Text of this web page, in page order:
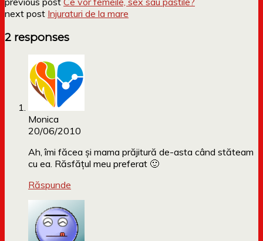
next post Injuraturi de la mare
2 responses
Monica
20/06/2010
Ah, îmi făcea și mama prăjitură de-asta când stăteam
cu ea. Răsfățul meu preferat 🙂
Răspunde